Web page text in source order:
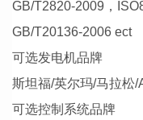
GB/T2820-2009，
GB/T20136-2006 ect
可选发电机品牌
斯坦福/英尔玛/马拉松/
可选控制系统品牌